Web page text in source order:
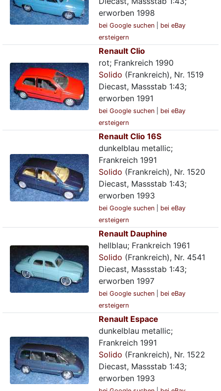
erworben 1998
bei Google suchen
bei eBay
ersteigern
Renault Clio
rot; Frankreich 1990
Solido (Frankreich), Nr. 1519
Diecast, Massstab 1:43;
erworben 1991
bei Google suchen
bei eBay
ersteigern
Renault Clio 16S
dunkelblau metallic;
Frankreich 1991
Solido (Frankreich), Nr. 1520
Diecast, Massstab 1:43;
erworben 1993
bei Google suchen
bei eBay
ersteigern
Renault Dauphine
hellblau; Frankreich 1961
Solido (Frankreich), Nr. 4541
Diecast, Massstab 1:43;
erworben 1997
bei Google suchen
bei eBay
ersteigern
Renault Espace
dunkelblau metallic;
Frankreich 1991
Solido (Frankreich), Nr. 1522
Diecast, Massstab 1:43;
erworben 1993